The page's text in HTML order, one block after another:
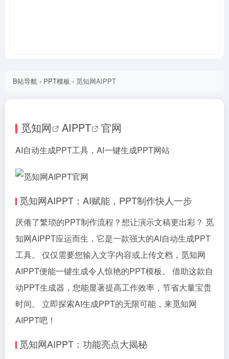
B站导航 › PPT模板 › 觅知网AIPPT
觅知网 AIPPT 官网
AI自动生成PPT工具，AI一键生成PPT网站
觅知网AIPPT：AI赋能，PPT制作快人一步
厌倦了繁琐的PPT制作流程？想让演示文稿更出彩？ 觅
知网AIPPT应运而生，它是一款强大的AI自动生成PPT
工具。 仅仅需要您输入文字内容或上传文档，觅知网
AIPPT便能一键生成令人惊艳的PPT模板。 借助这款自
动PPT生成器，您能显著提高工作效率，节省大量宝贵
时间。 立即探索AI生成PPT的无限可能，来觅知网
AIPPT吧！
觅知网AIPPT：功能亮点大揭秘